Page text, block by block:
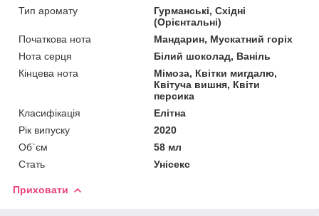
Тип аромату
Гурманські, Східні
(Орієнтальні)
Початкова нота
Мандарин, Мускатний горіх
Нота серця
Білий шоколад, Ваніль
Кінцева нота
Мімоза, Квітки мигдалю,
Квітуча вишня, Квіти
персика
Класифікація
Елітна
Рік випуску
2020
Об`єм
58 мл
Стать
Унісекс
Приховати